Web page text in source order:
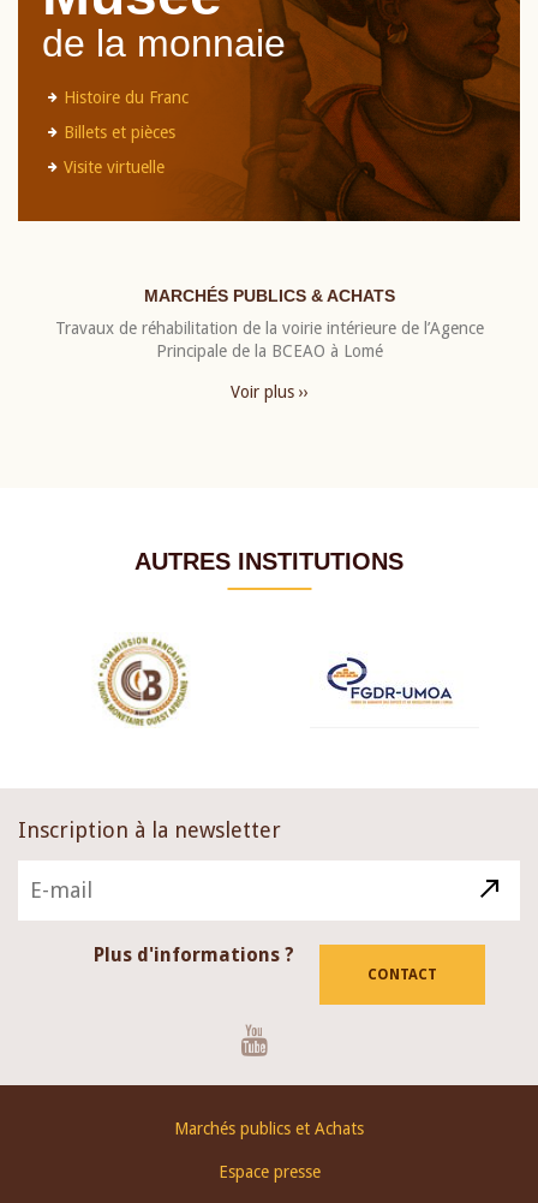
de la monnaie
Histoire du Franc
Billets et pièces
Visite virtuelle
MARCHÉS PUBLICS & ACHATS
Travaux de réhabilitation de la voirie intérieure de l’Agence
Principale de la BCEAO à Lomé
Voir plus ››
AUTRES INSTITUTIONS
Inscription à la newsletter
Plus d'informations ?
CONTACT
Marchés publics et Achats
Espace presse